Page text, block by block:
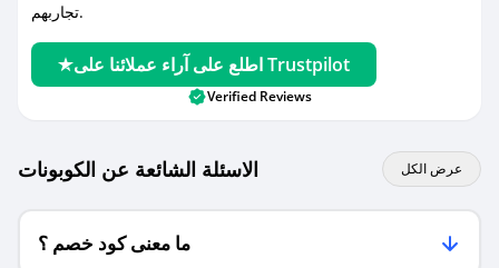
تجاربهم.
اطلع على آراء عملائنا على Trustpilot
Verified Reviews
الاسئلة الشائعة عن الكوبونات عرض الكل
ما معنى كود خصم ؟